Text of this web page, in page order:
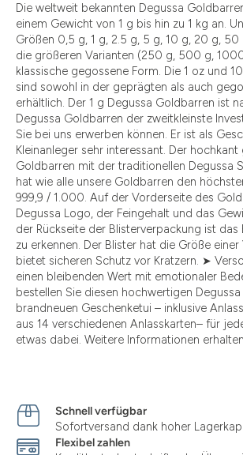
Die weltweit bekannten Degussa
einem Gewicht von 1 g bis hin zu 1 kg an.
Größen 0,5 g, 1 g, 2.5 g, 5 g, 10 g, 20 g,
die größeren Varianten (250 g, 500 g,
klassische gegossene Form. Die 1 oz und
sind sowohl in der geprägten als auch
erhältlich. Der 1 g Degussa Goldbarren ist
Degussa Goldbarren der zweitkleinste
Sie bei uns erwerben können. Er ist als
Kleinanleger sehr interessant. Der
Goldbarren mit der traditionellen Degussa
hat wie alle unsere Goldbarren den
999,9 / 1.000. Auf der Vorderseite des
Degussa Logo, der Feingehalt und das
der Rückseite der Blisterverpackung ist
zu erkennen. Der Blister hat die Größe
bietet sicheren Schutz vor Kratzern. ➤
einen bleibenden Wert mit emotionaler
bestellen Sie diesen hochwertigen
brandneuen Geschenketui – inklusive
aus 14 verschiedenen Anlasskarten– für
etwas dabei. Weitere Informationen
Schnell verfügbar
Sofortversand dank hoher
Flexibel zahlen